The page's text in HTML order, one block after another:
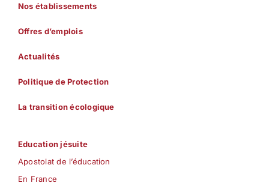
Nos établissements
Offres d’emplois
Actualités
Politique de Protection
La transition écologique
Education jésuite
Apostolat de l’éducation
En France